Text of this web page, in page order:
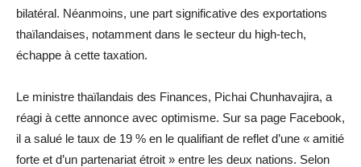
bilatéral. Néanmoins, une part significative des exportations
thaïlandaises, notamment dans le secteur du high-tech,
échappe à cette taxation.
Le ministre thaïlandais des Finances, Pichai Chunhavajira, a
réagi à cette annonce avec optimisme. Sur sa page Facebook,
il a salué le taux de 19 % en le qualifiant de reflet d’une « amitié
forte et d’un partenariat étroit » entre les deux nations. Selon